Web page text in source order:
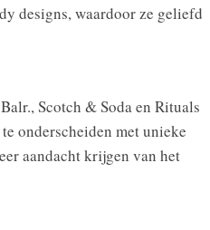
designs, waardoor ze geliefd
Scotch & Soda en Rituals
onderscheiden met unieke
aandacht krijgen van het